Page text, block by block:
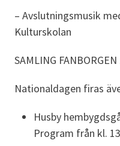
– Avslutningsmusik
Kulturskolan
SAMLING
Nationaldagen firas
Husby
Program från kl.